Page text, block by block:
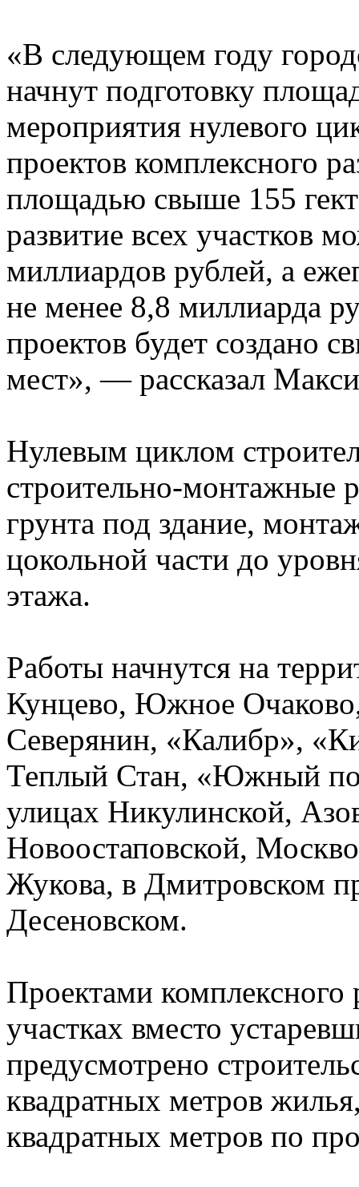
«В следующем году
начнут подготовку
мероприятия нулевого
проектов комплексного
площадью свыше 155
развитие всех участков
миллиардов рублей, а
не менее 8,8 миллиарда
проектов будет создано
мест», — рассказал
Нулевым циклом
строительно-монтажные
грунта под здание,
цокольной части до
этажа.
Работы начнутся на
Кунцево, Южное
Северянин, «Калибр»,
Теплый Стан, «Южный
улицах Никулинской,
Новоостаповской,
Жукова, в Дмитровском
Десеновском.
Проектами комплексного
участках вместо
предусмотрено
квадратных метров
квадратных метров по